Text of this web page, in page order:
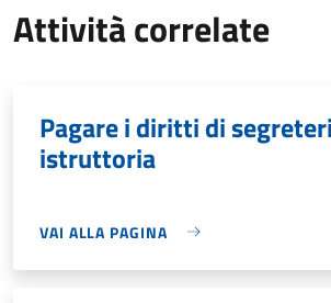
Attività correlate
Pagare i diritti di
istruttoria
VAI ALLA PAGINA